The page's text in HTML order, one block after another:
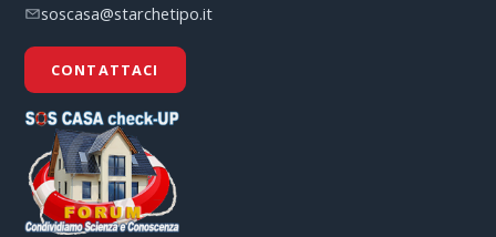
soscasa@starchetipo.it
CONTATTACI